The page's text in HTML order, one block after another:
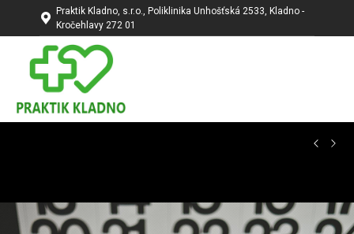
Praktik Kladno, s.r.o., Poliklinika Unhošťská 2533, Kladno -
Kročehlavy 272 01